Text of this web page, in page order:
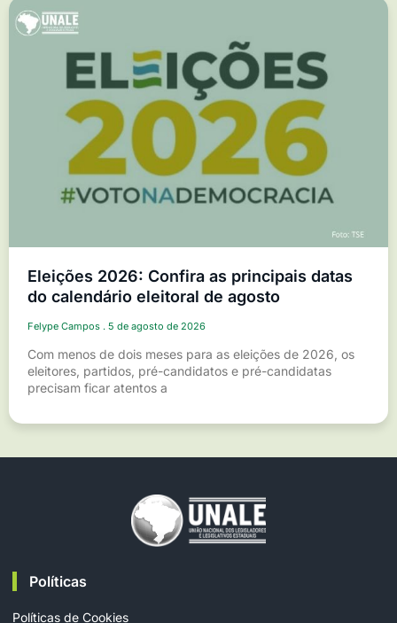
Eleições 2026: Confira as principais datas
do calendário eleitoral de agosto
Felype Campos 5 de agosto de 2026
Com menos de dois meses para as eleições de 2026, os
eleitores, partidos, pré-candidatos e pré-candidatas
precisam ficar atentos a
Políticas
Políticas de Cookies